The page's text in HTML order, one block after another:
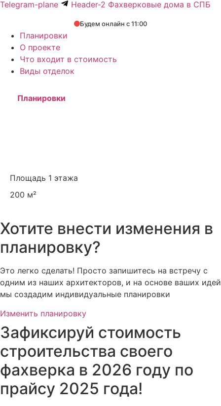
Telegram-plane
Header-2 Фахверковые дома в СПБ
Будем онлайн с 11:00
Планировки
О проекте
Что входит в стоимость
Виды отделок
Планировки
Площадь 1 этажа
200 м²
Хотите внести изменения в
планировку?
Это легко сделать! Просто запишитесь на встречу с
одним из наших архитекторов, и на основе ваших идей
мы создадим индивидуальные планировки
Изменить планировку
Зафиксируй стоимость
строительства своего
фахверка в 2026 году по
прайсу 2025 года!